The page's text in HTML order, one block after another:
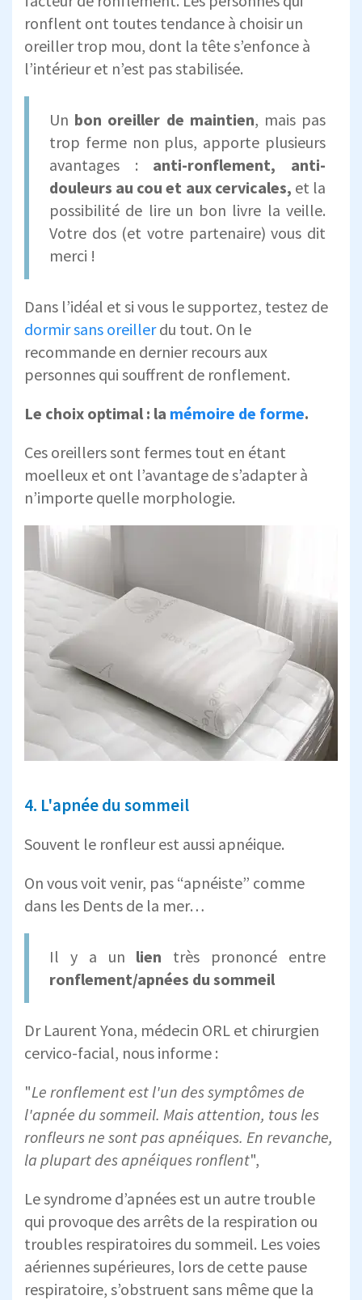
ronflent ont toutes tendance à choisir un
oreiller trop mou, dont la tête s’enfonce à
l’intérieur et n’est pas stabilisée.
Un bon oreiller de maintien, mais pas
trop ferme non plus, apporte plusieurs
avantages : anti-ronflement, anti-
douleurs au cou et aux cervicales, et la
possibilité de lire un bon livre la veille.
Votre dos (et votre partenaire) vous dit
merci !
Dans l’idéal et si vous le supportez, testez de
dormir sans oreillerdu tout. On le
recommande en dernier recours aux
personnes qui souffrent de ronflement.
Le choix optimal : la mémoire de forme.
Ces oreillers sont fermes tout en étant
moelleux et ont l’avantage de s’adapter à
n’importe quelle morphologie.
4. L'apnée du sommeil
Souvent le ronfleur est aussi apnéique.
On vous voit venir, pas “apnéiste” comme
dans les Dents de la mer…
Il y a un lien très prononcé entre
ronflement/apnées du sommeil
Dr Laurent Yona, médecin ORL et chirurgien
cervico-facial, nous informe :
"Le ronflement est l'un des symptômes de
l'apnée du sommeil. Mais attention, tous les
ronfleurs ne sont pas apnéiques. En revanche,
la plupart des apnéiques ronflent",
Le syndrome d’apnées est un autre trouble
qui provoque des arrêts de la respiration ou
troubles respiratoires du sommeil. Les voies
aériennes supérieures, lors de cette pause
respiratoire, s’obstruent sans même que la